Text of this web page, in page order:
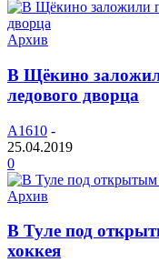
Архив
В Щёкино
ледового дворца
A1610 -
25.04.2019
0
Архив
В Туле под
хоккея